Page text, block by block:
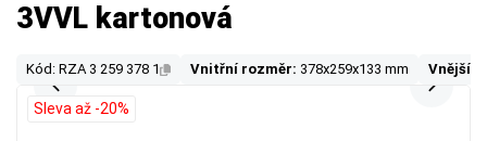
3VVL kartonová
Kód: RZA 3 259 378 1 Vnitřní rozměr: 378x259x133 mm Vnější
Sleva až -20%